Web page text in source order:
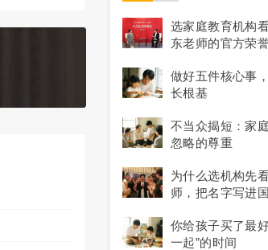
选家庭教育机构
东老师的官方荣
做好五件核心事
长根基
不当众揭短：家
忽略的尊重
为什么选机构先
师，把名字写进
你给孩子买了最
一起”的时间